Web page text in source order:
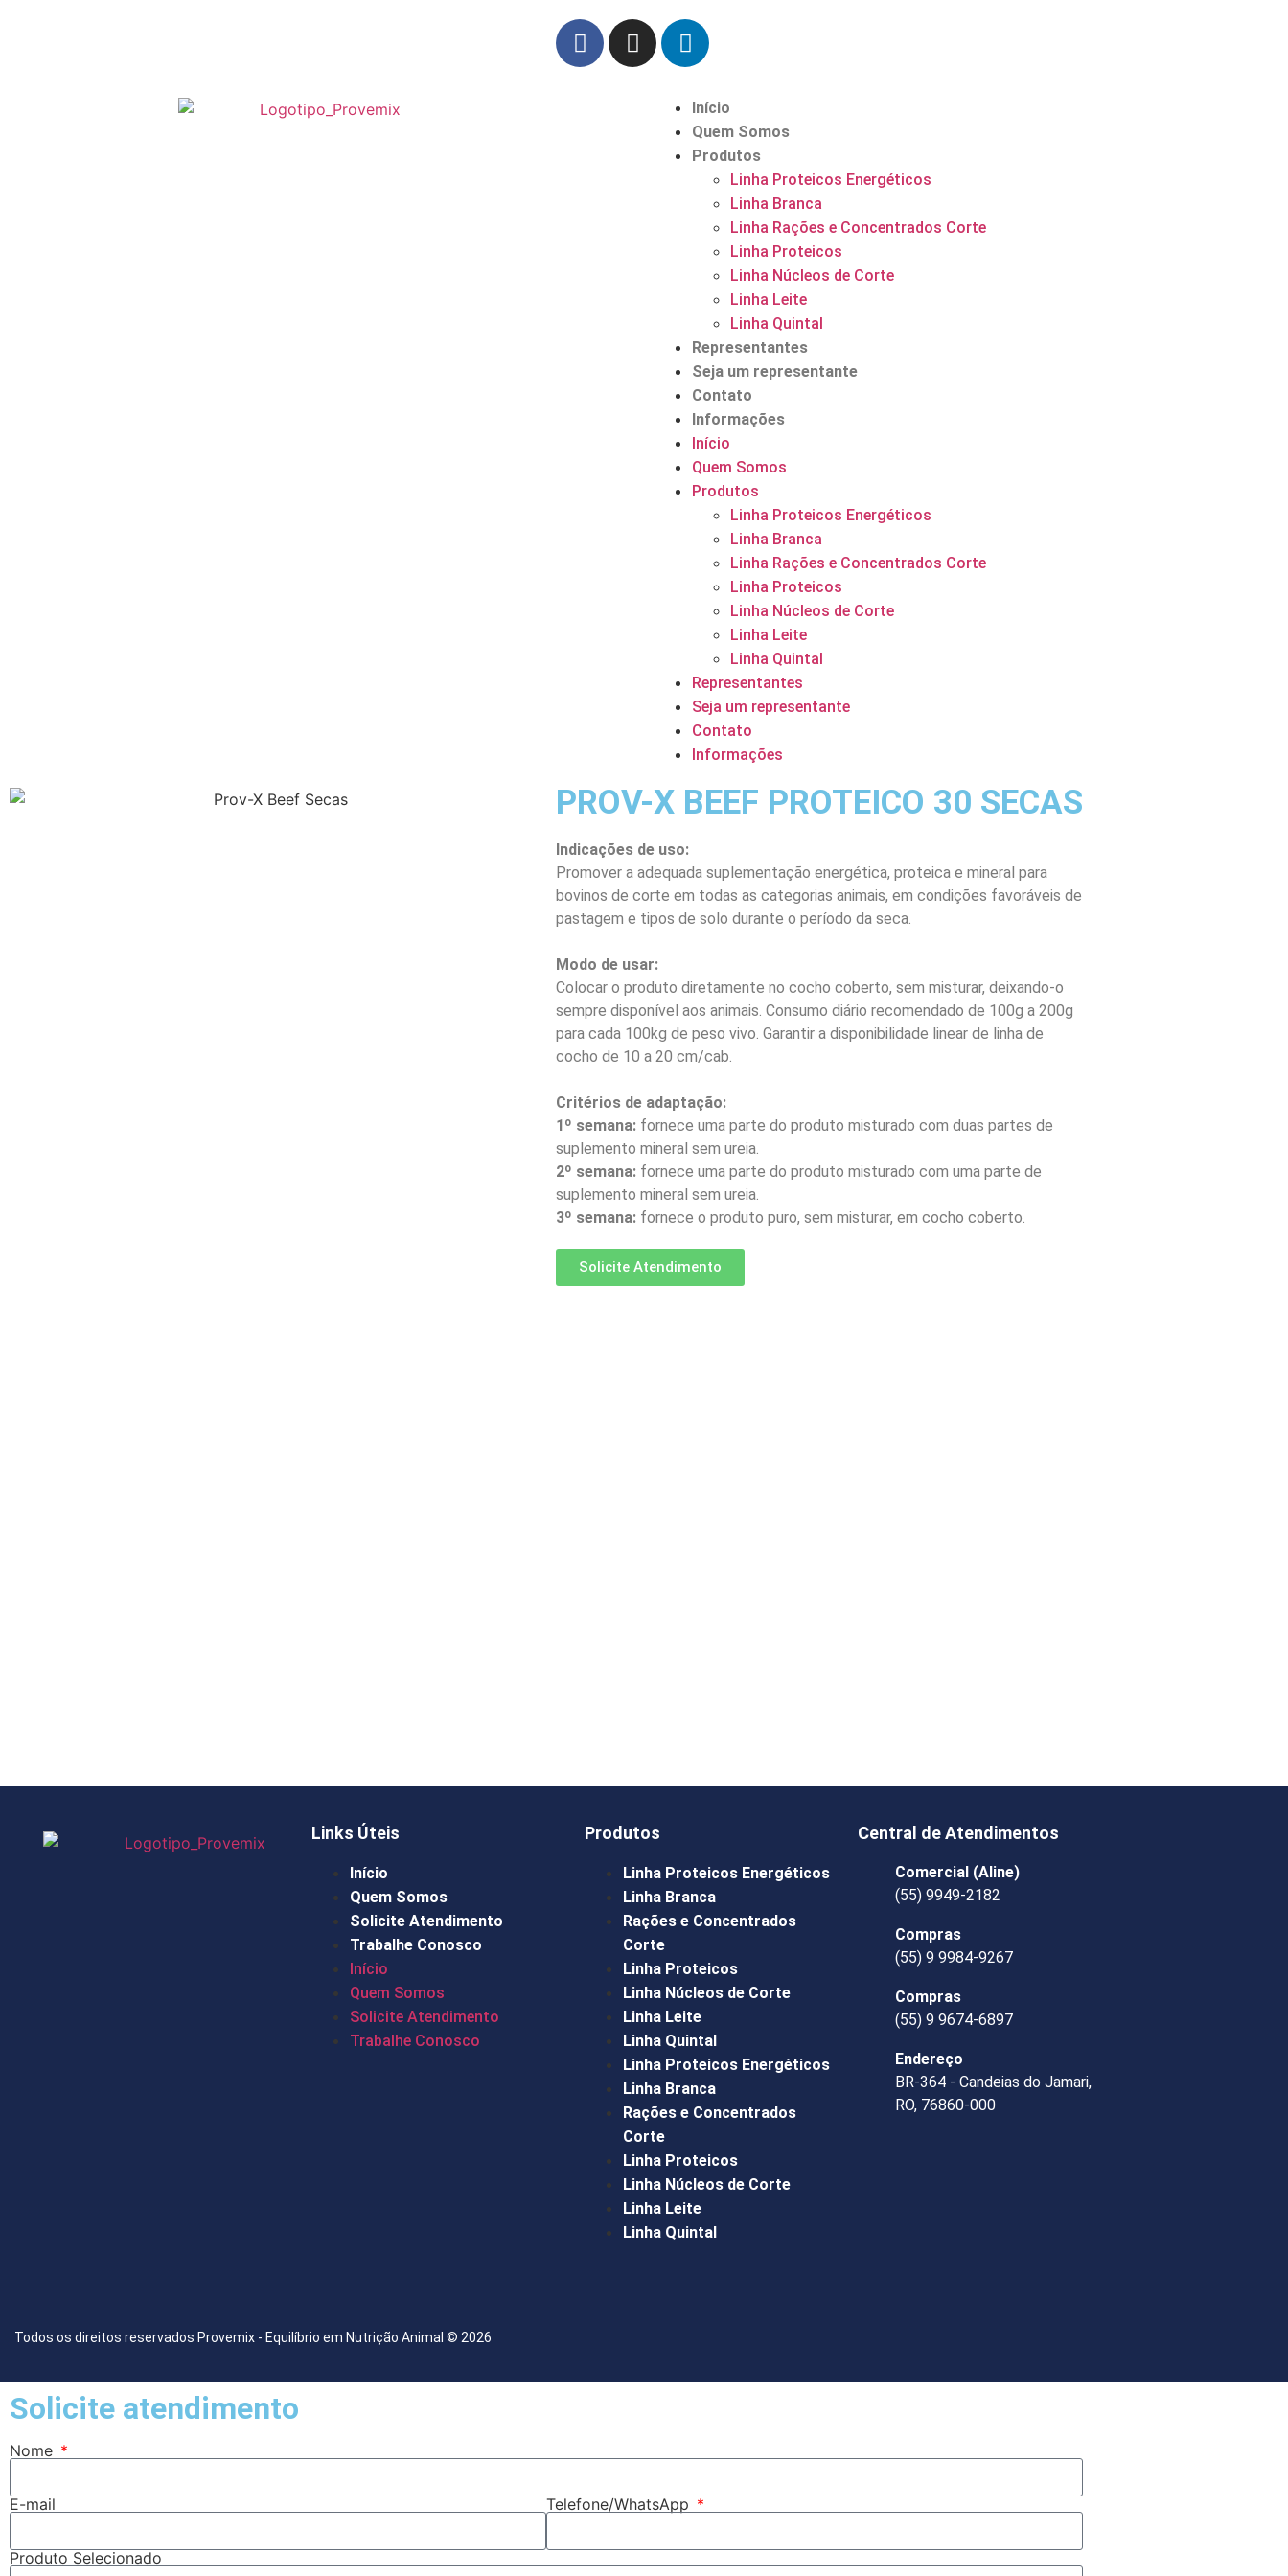
Início
Quem Somos
Produtos
Linha Proteicos Energéticos
Linha Branca
Linha Rações e Concentrados Corte
Linha Proteicos
Linha Núcleos de Corte
Linha Leite
Linha Quintal
Representantes
Seja um representante
Contato
Informações
Início
Quem Somos
Produtos
Linha Proteicos Energéticos
Linha Branca
Linha Rações e Concentrados Corte
Linha Proteicos
Linha Núcleos de Corte
Linha Leite
Linha Quintal
Representantes
Seja um representante
Contato
Informações
PROV-X BEEF PROTEICO 30 SECAS
Indicações de uso:
Promover a adequada suplementação energética, proteica e mineral para
bovinos de corte em todas as categorias animais, em condições favoráveis de
pastagem e tipos de solo durante o período da seca.
Modo de usar:
Colocar o produto diretamente no cocho coberto, sem misturar, deixando-o
sempre disponível aos animais. Consumo diário recomendado de 100g a 200g
para cada 100kg de peso vivo. Garantir a disponibilidade linear de linha de
cocho de 10 a 20 cm/cab.
Critérios de adaptação:
1º semana: fornece uma parte do produto misturado com duas partes de
suplemento mineral sem ureia.
2º semana: fornece uma parte do produto misturado com uma parte de
suplemento mineral sem ureia.
3º semana: fornece o produto puro, sem misturar, em cocho coberto.
Solicite Atendimento
Links Úteis
Início
Quem Somos
Solicite Atendimento
Trabalhe Conosco
Início
Quem Somos
Solicite Atendimento
Trabalhe Conosco
Produtos
Linha Proteicos Energéticos
Linha Branca
Rações e Concentrados
Corte
Linha Proteicos
Linha Núcleos de Corte
Linha Leite
Linha Quintal
Linha Proteicos Energéticos
Linha Branca
Rações e Concentrados
Corte
Linha Proteicos
Linha Núcleos de Corte
Linha Leite
Linha Quintal
Central de Atendimentos
Comercial (Aline)
(55) 9949-2182
Compras
(55) 9 9984-9267
Compras
(55) 9 9674-6897
Endereço
BR-364 - Candeias do Jamari,
RO, 76860-000
Todos os direitos reservados Provemix - Equilíbrio em Nutrição Animal © 2026
Solicite atendimento
Nome
E-mail Telefone/WhatsApp
Produto Selecionado